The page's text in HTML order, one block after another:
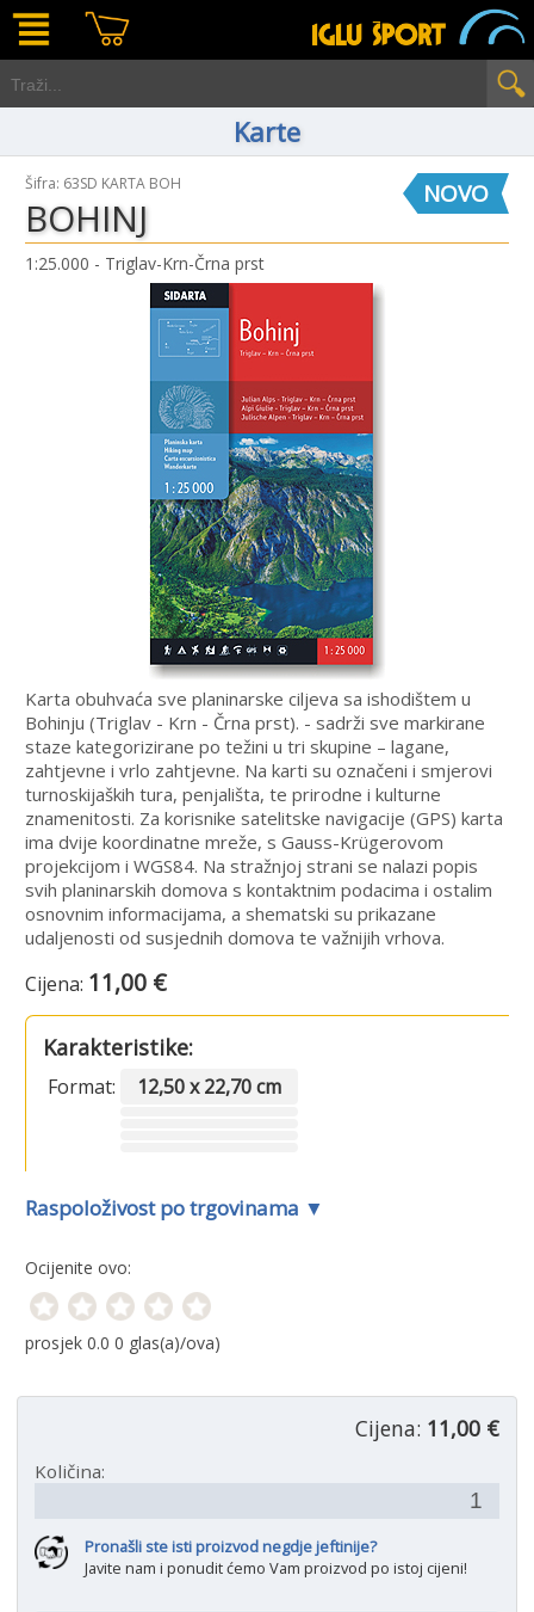
Karte
NOVO
Šifra: 63SD KARTA BOH
BOHINJ
1:25.000 - Triglav-Krn-Črna prst
Karta obuhvaća sve planinarske ciljeva sa ishodištem u
Bohinju (Triglav - Krn - Črna prst). - sadrži sve markirane
staze kategorizirane po težini u tri skupine – lagane,
zahtjevne i vrlo zahtjevne. Na karti su označeni i smjerovi
turnoskijaških tura, penjališta, te prirodne i kulturne
znamenitosti. Za korisnike satelitske navigacije (GPS) karta
ima dvije koordinatne mreže, s Gauss-Krügerovom
projekcijom i WGS84. Na stražnjoj strani se nalazi popis
svih planinarskih domova s kontaktnim podacima i ostalim
osnovnim informacijama, a shematski su prikazane
udaljenosti od susjednih domova te važnijih vrhova.
Cijena: 11,00 €
Karakteristike:
Format: 12,50 x 22,70 cm
Raspoloživost po trgovinama ▼
Ocijenite ovo:
prosjek 0.0 0 glas(a)/ova)
Cijena: 11,00 €
Količina:
Pronašli ste isti proizvod negdje jeftinije?
Javite nam i ponudit ćemo Vam proizvod po istoj cijeni!